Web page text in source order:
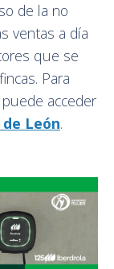
de la no
ventas a día
que se
Para
acceder
León.